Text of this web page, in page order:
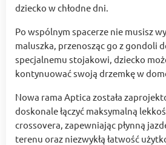
dziecko w chłodne dni.
Po wspólnym spacerze nie musisz
maluszka, przenosząc go z gondoli
specjalnemu stojakowi, dziecko
kontynuować swoją drzemkę w
Nowa rama Aptica została
doskonale łączyć maksymalną
crossovera, zapewniając płynną
terenu oraz niezwykłą łatwość